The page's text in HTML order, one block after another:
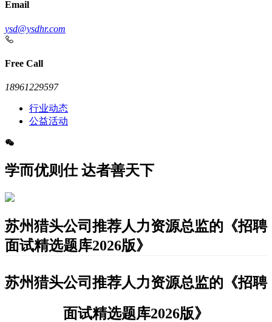
Email
ysd@ysdhr.com
Free Call
18961229597
行业动态
公益活动
学而优则仕 达者善天下
苏州猎头公司推荐人力资源总监的《招聘
面试精选题库2026版》
苏州猎头公司推荐人力资源总监的 《招聘
面试精选题库2026版》